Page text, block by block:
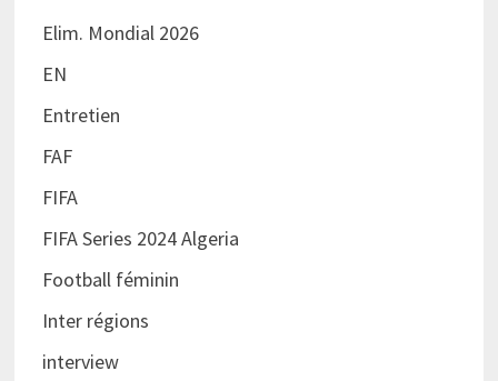
Elim. Mondial 2026
EN
Entretien
FAF
FIFA
FIFA Series 2024 Algeria
Football féminin
Inter régions
interview